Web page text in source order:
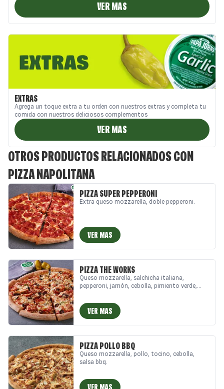
VER MAS
EXTRAS
Agrega un toque extra a tu orden con nuestros extras y completa tu
comida con nuestros deliciosos complementos
VER MAS
OTROS PRODUCTOS RELACIONADOS CON
PIZZA NAPOLITANA
PIZZA SUPER PEPPERONI
Extra queso mozzarella, doble pepperoni.
VER MAS
PIZZA THE WORKS
Queso mozzarella, salchicha italiana,
pepperoni, jamón, cebolla, pimiento verde,
VER MAS
PIZZA POLLO BBQ
Queso mozzarella, pollo, tocino, cebolla,
salsa bbq.
VER MAS